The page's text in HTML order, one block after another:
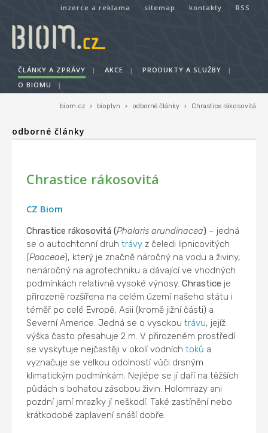
inzerce a reklama sitemap kontakty RSS
ČLÁNKY A ZPRÁVY | AKCE | PRODUKTY A SLUŽBY
|
O BIOMU
|
biom.cz › bioplyn › odborné články › Chrastice rákosovitá
odborné články
Chrastice rákosovitá
CZ Biom
Chrastice rákosovitá (Phalaris arundinacea) – jedná
se o autochtonní druhtrávy z čeledi lipnicovitých
(Poaceae), který je značně náročný na vodu a živiny,
nenáročný na agrotechniku a dávající ve vhodných
podmínkách relativně vysoké výnosy.Chrastice je
přirozeně rozšířena na celém území našeho státu i
téměř po celé Evropě, Asii (kromě jižní části) a
Severní Americe. Jedná se o vysokoutrávu, jejíž
výška často přesahuje 2 m. V přirozeném prostředí
se vyskytuje nejčastěji v okolí vodníchtoků a
vyznačuje se velkou odolností vůči drsným
klimatickým podmínkám. Nejlépe se jí daří na těžších
půdách s bohatou zásobou živin. Holomrazy ani
pozdní jarní mrazíky jí neškodí. Také zastínění nebo
krátkodobé zaplavení snáší dobře.